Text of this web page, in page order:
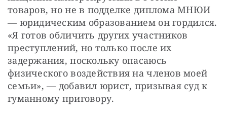
товаров, но не в подделке диплома МНЮИ
— юридическим образованием он гордился.
«Я готов обличить других участников
преступлений, но только после их
задержания, поскольку опасаюсь
физического воздействия на членов моей
семьи», — добавил юрист, призывая суд к
гуманному приговору.